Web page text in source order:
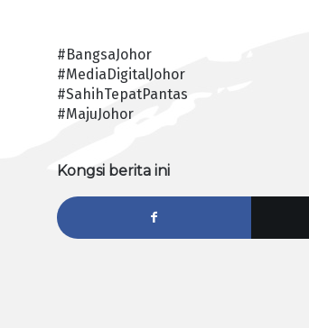
#BangsaJohor
#MediaDigitalJohor
#SahihTepatPantas
#MajuJohor
Kongsi berita ini